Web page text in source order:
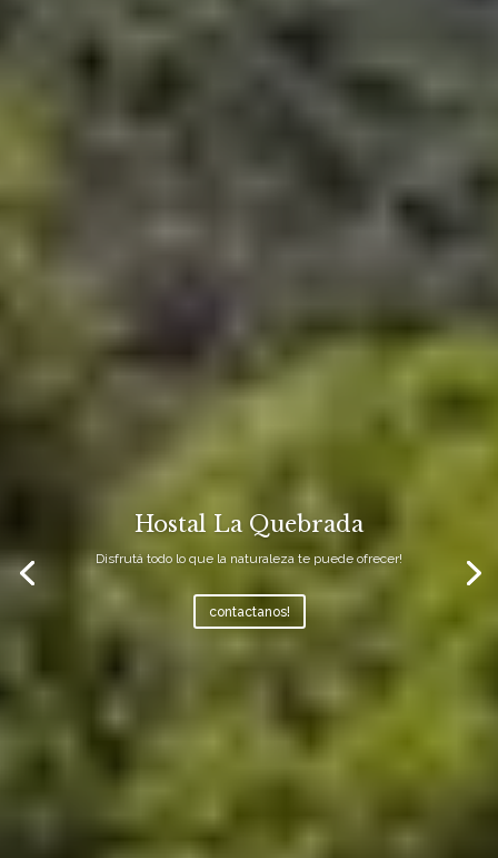
Hostal La Quebrada
Disfrutá todo lo que la naturaleza te puede ofrecer!
contactanos!